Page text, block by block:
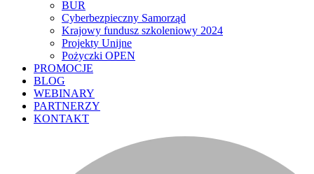
BUR
Cyberbezpieczny Samorząd
Krajowy fundusz szkoleniowy 2024
Projekty Unijne
Pożyczki OPEN
PROMOCJE
BLOG
WEBINARY
PARTNERZY
KONTAKT